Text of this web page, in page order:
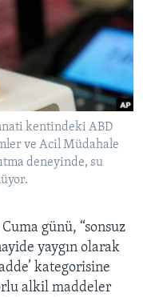
kentindeki ABD
ve Acil Müdahale
deneyinde, su
günü, “sonsuz
yaygın olarak
kategorisine
alkil maddeler